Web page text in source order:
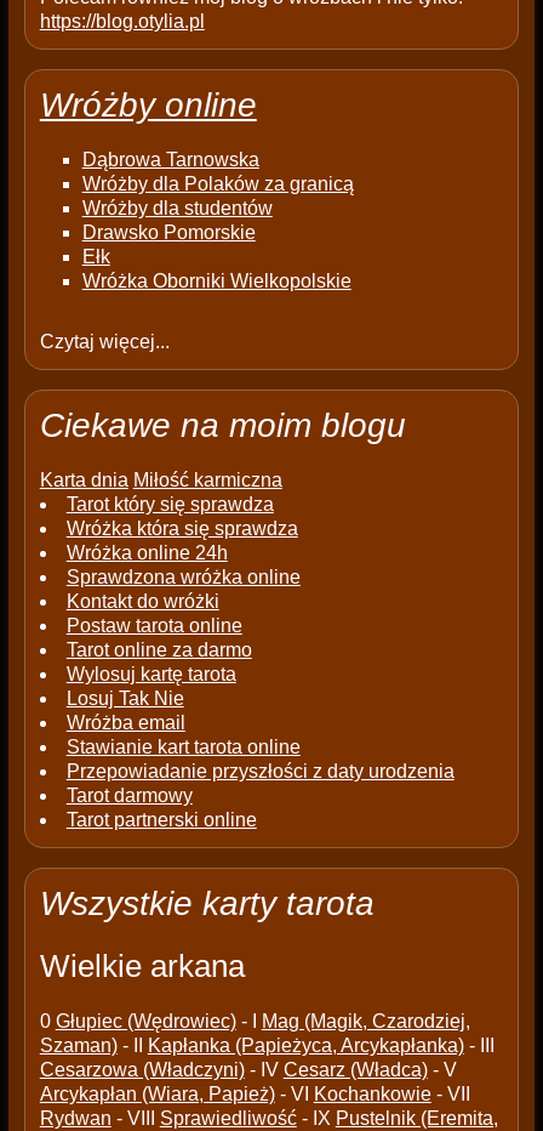
https://blog.otylia.pl
Wróżby online
Dąbrowa Tarnowska
Wróżby dla Polaków za granicą
Wróżby dla studentów
Drawsko Pomorskie
Ełk
Wróżka Oborniki Wielkopolskie
Czytaj więcej...
Ciekawe na moim blogu
Karta dnia Miłość karmiczna
Tarot który się sprawdza
Wróżka która się sprawdza
Wróżka online 24h
Sprawdzona wróżka online
Kontakt do wróżki
Postaw tarota online
Tarot online za darmo
Wylosuj kartę tarota
Losuj Tak Nie
Wróżba email
Stawianie kart tarota online
Przepowiadanie przyszłości z daty urodzenia
Tarot darmowy
Tarot partnerski online
Wszystkie karty tarota
Wielkie arkana
0 Głupiec (Wędrowiec)- I
Mag (Magik, Czarodziej,
Szaman)- II Kapłanka (Papieżyca, Arcykapłanka)- III
Cesarzowa (Władczyni)- IV Cesarz (Władca)- V
Arcykapłan (Wiara, Papież)- VI Kochankowie- VII
Rydwan - VIII Sprawiedliwość- IX Pustelnik (Eremita,